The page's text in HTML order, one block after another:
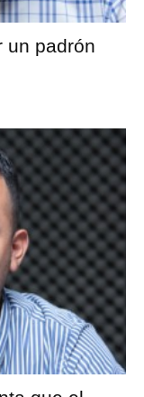
un padrón